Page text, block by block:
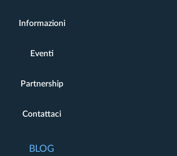
Informazioni
Eventi
Partnership
Contattaci
BLOG